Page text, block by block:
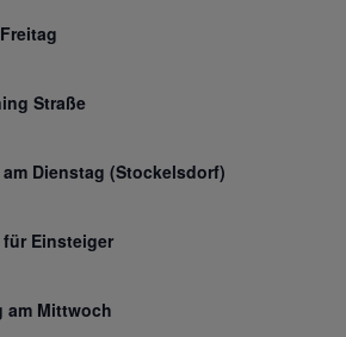
Straße
Dienstag (Stockelsdorf)
Einsteiger
am Mittwoch